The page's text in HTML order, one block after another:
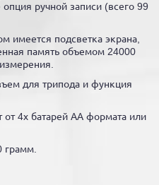
ручной записи (всего 99
имеется подсветка экрана,
память объемом 24000
для трипода и функция
от 4х батарей АА формата или
грамм.